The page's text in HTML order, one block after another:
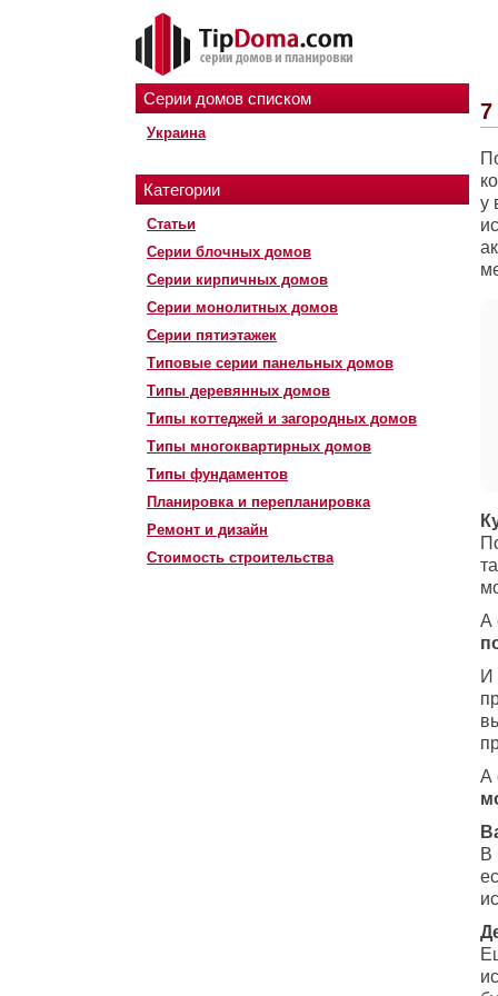
Серии домов списком
Украина
Категории
Статьи
Серии блочных домов
Серии кирпичных домов
Серии монолитных домов
Серии пятиэтажек
Типовые серии панельных домов
Типы деревянных домов
Типы коттеджей и загородных домов
Типы многоквартирных домов
Типы фундаментов
Планировка и перепланировка
Ремонт и дизайн
Стоимость строительства
7
у
А
И
А
В